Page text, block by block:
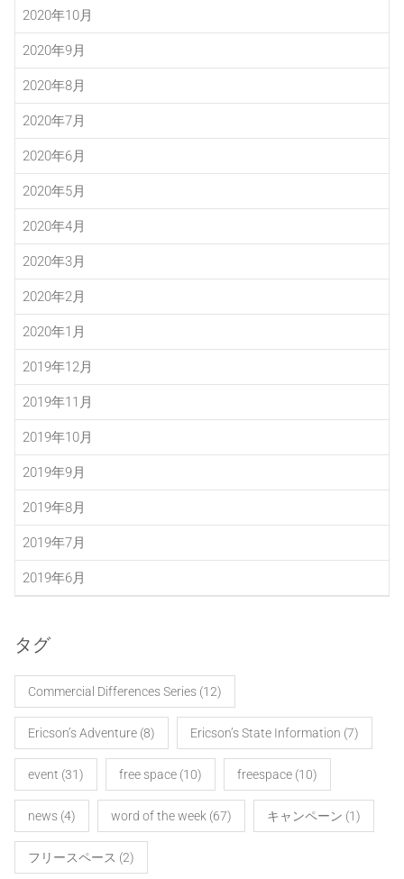
2020年10月
2020年9月
2020年8月
2020年7月
2020年6月
2020年5月
2020年4月
2020年3月
2020年2月
2020年1月
2019年12月
2019年11月
2019年10月
2019年9月
2019年8月
2019年7月
2019年6月
タグ
Commercial Differences Series(12)
Ericson’s Adventure(8) Ericson’s State Information (7)
event (31) free space(10) freespace(10)
news(4) word of the week(67) キャンペーン (1)
フリースペース (2)